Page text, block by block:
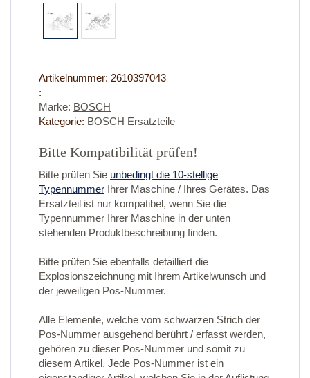
Artikelnummer: 2610397043
:
Marke: BOSCH
Kategorie: BOSCH Ersatzteile
Bitte Kompatibilität prüfen!
Bitte prüfen Sie unbedingt die 10-stellige
Typennummer Ihrer Maschine / Ihres Gerätes. Das
Ersatzteil ist nur kompatibel, wenn Sie die
Typennummer Ihrer Maschine in der unten
stehenden Produktbeschreibung finden.
Bitte prüfen Sie ebenfalls detailliert die
Explosionszeichnung mit Ihrem Artikelwunsch und
der jeweiligen Pos-Nummer.
Alle Elemente, welche vom schwarzen Strich der
Pos-Nummer ausgehend berührt / erfasst werden,
gehören zu dieser Pos-Nummer und somit zu
diesem Artikel. Jede Pos-Nummer ist ein